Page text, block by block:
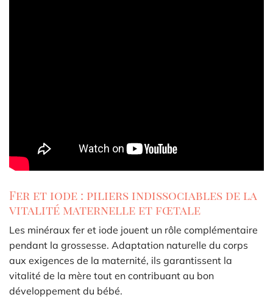
Fer et iode : piliers indissociables de la
vitalité maternelle et fœtale
Les minéraux fer et iode jouent un rôle complémentaire
pendant la grossesse. Adaptation naturelle du corps
aux exigences de la maternité, ils garantissent la
vitalité de la mère tout en contribuant au bon
développement du bébé.